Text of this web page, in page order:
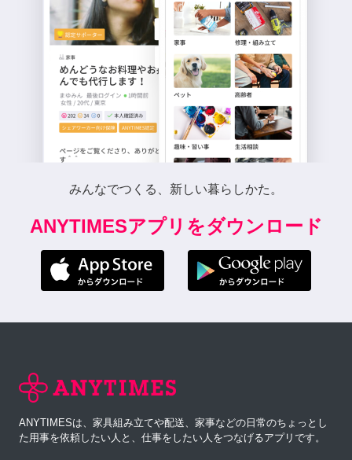
みんなでつくる、新しい暮らしかた。
ANYTIMESアプリをダウンロード
ANYTIMESは、家具組み立てや配送、家事などの日常のちょっとし
た用事を依頼したい人と、仕事をしたい人をつなげるアプリです。